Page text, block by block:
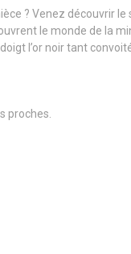
? Venez découvrir le
le monde de la
l’or noir tant
proches.